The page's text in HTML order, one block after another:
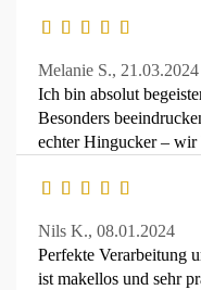
Melanie S., 21.03.2024
Ich bin absolut
Besonders
echter Hingucker –
Nils K., 08.01.2024
Perfekte Verarbeitung
ist makellos und sehr